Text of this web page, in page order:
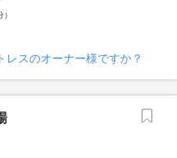
レスのオーナー様ですか？